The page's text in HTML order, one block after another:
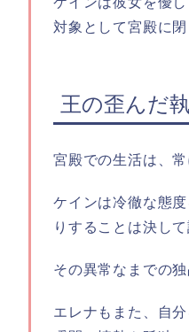
対象として宮殿に閉
王の歪んだ
宮殿での生活は、
ケインは冷徹な態
りすることは決して
その異常なまでの
エレナもまた、自